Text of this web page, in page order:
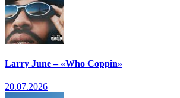
Larry June – «Who Coppin»
20.07.2026